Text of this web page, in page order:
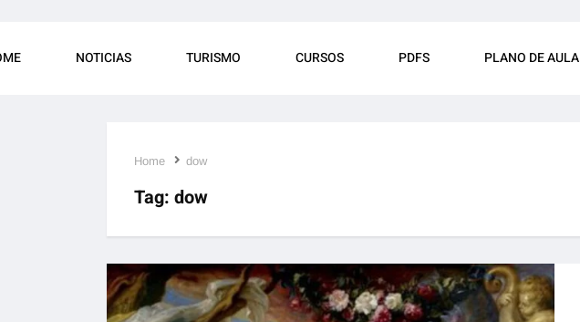
NOTICIAS TURISMO CURSOS PDFS PLANO DE AULA
Home dow
Tag: dow